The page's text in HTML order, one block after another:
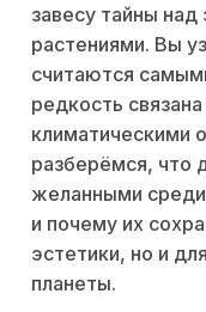
завесу тайны
растениями. Вы
считаются
редкость
климатическими
разберёмся, что
желанными
и почему их
эстетики, но и
планеты.